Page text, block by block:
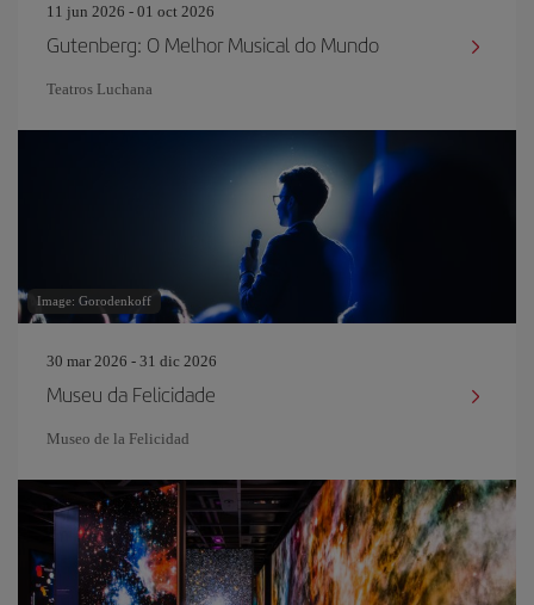
11 jun 2026 - 01 oct 2026
Gutenberg: O Melhor Musical do Mundo
Teatros Luchana
Image: Gorodenkoff
30 mar 2026 - 31 dic 2026
Museu da Felicidade
Museo de la Felicidad